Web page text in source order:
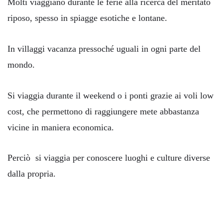
Molti viaggiano durante le ferie alla ricerca del meritato
riposo, spesso in spiagge esotiche e lontane.
In villaggi vacanza pressoché uguali in ogni parte del
mondo.
Si viaggia durante il weekend o i ponti grazie ai voli low
cost, che permettono di raggiungere mete abbastanza
vicine in maniera economica.
Perciò si viaggia per conoscere luoghi e culture diverse
dalla propria.